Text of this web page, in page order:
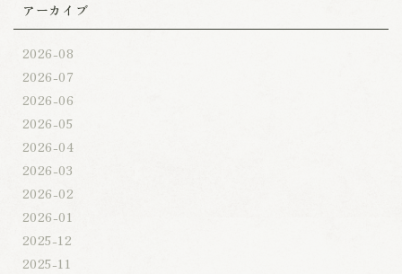
アーカイブ
2026-08
2026-07
2026-06
2026-05
2026-04
2026-03
2026-02
2026-01
2025-12
2025-11